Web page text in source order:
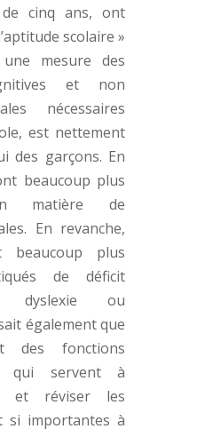
cinq ans, ont
scolaire »
mesure des
et non
nécessaires
est nettement
des garçons. En
beaucoup plus
matière de
En revanche,
beaucoup plus
de déficit
dyslexie ou
également que
des fonctions
qui servent à
et réviser les
si importantes à